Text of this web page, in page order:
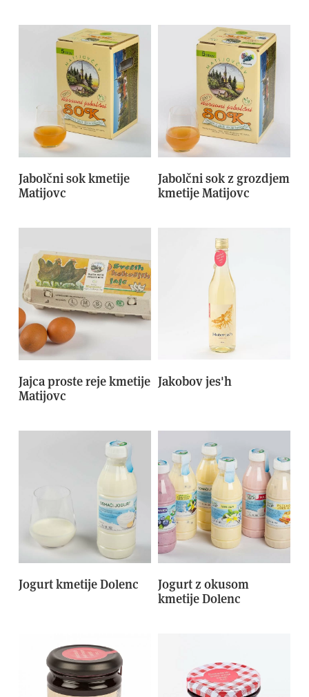
Jabolčni sok kmetije
Matijovc
Jabolčni sok z grozdjem
kmetije Matijovc
Jajca proste reje kmetije
Matijovc
Jakobov jes'h
Jogurt kmetije Dolenc
Jogurt z okusom
kmetije Dolenc